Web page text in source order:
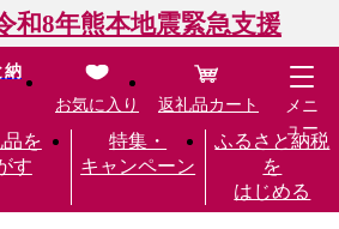
和8年熊本地震緊急支援
納
を
す
特集・
キャンペーン
ふるさと納税
を
はじめる
お気に入り 返礼品カート
メニ
ュー